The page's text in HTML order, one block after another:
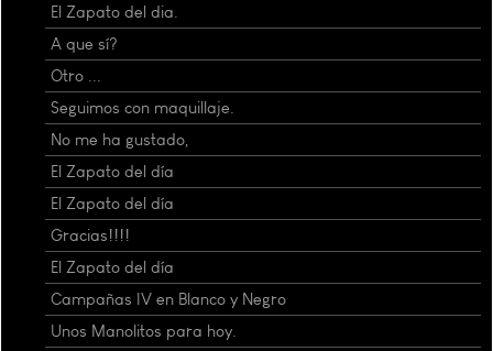
El Zapato del dia.
A que sí?
Otro ...
Seguimos con maquillaje.
No me ha gustado,
El Zapato del día
El Zapato del día
Gracias!!!!
El Zapato del día
Campañas IV en Blanco y Negro
Unos Manolitos para hoy.